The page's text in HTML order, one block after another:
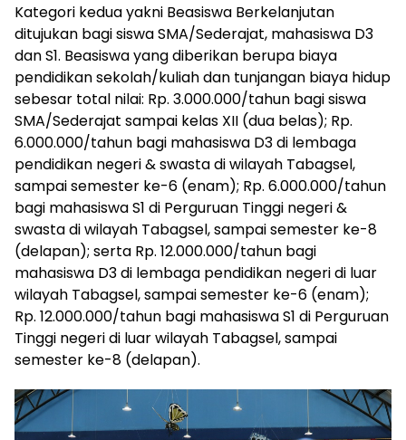
Kategori kedua yakni Beasiswa Berkelanjutan
ditujukan bagi siswa SMA/Sederajat, mahasiswa D3
dan S1. Beasiswa yang diberikan berupa biaya
pendidikan sekolah/kuliah dan tunjangan biaya hidup
sebesar total nilai: Rp. 3.000.000/tahun bagi siswa
SMA/Sederajat sampai kelas XII (dua belas); Rp.
6.000.000/tahun bagi mahasiswa D3 di lembaga
pendidikan negeri & swasta di wilayah Tabagsel,
sampai semester ke-6 (enam); Rp. 6.000.000/tahun
bagi mahasiswa S1 di Perguruan Tinggi negeri &
swasta di wilayah Tabagsel, sampai semester ke-8
(delapan); serta Rp. 12.000.000/tahun bagi
mahasiswa D3 di lembaga pendidikan negeri di luar
wilayah Tabagsel, sampai semester ke-6 (enam);
Rp. 12.000.000/tahun bagi mahasiswa S1 di Perguruan
Tinggi negeri di luar wilayah Tabagsel, sampai
semester ke-8 (delapan).